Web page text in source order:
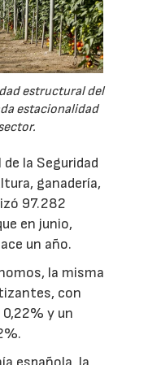
estructural del
estacionalidad
la Seguridad
ganadería,
97.282
en junio,
un año.
la misma
con
y un